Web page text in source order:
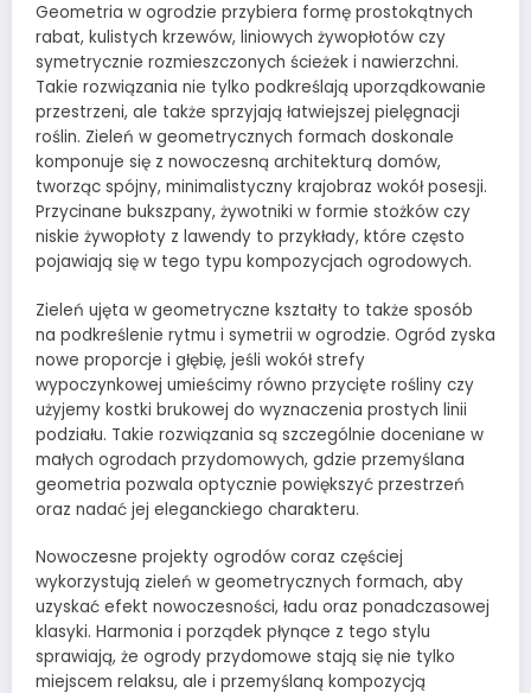
Geometria w ogrodzie przybiera formę prostokątnych
rabat, kulistych krzewów, liniowych żywopłotów czy
symetrycznie rozmieszczonych ścieżek i nawierzchni.
Takie rozwiązania nie tylko podkreślają uporządkowanie
przestrzeni, ale także sprzyjają łatwiejszej pielęgnacji
roślin. Zieleń w geometrycznych formach doskonale
komponuje się z nowoczesną architekturą domów,
tworząc spójny, minimalistyczny krajobraz wokół posesji.
Przycinane bukszpany, żywotniki w formie stożków czy
niskie żywopłoty z lawendy to przykłady, które często
pojawiają się w tego typu kompozycjach ogrodowych.
Zieleń ujęta w geometryczne kształty to także sposób
na podkreślenie rytmu i symetrii w ogrodzie. Ogród zyska
nowe proporcje i głębię, jeśli wokół strefy
wypoczynkowej umieścimy równo przycięte rośliny czy
użyjemy kostki brukowej do wyznaczenia prostych linii
podziału. Takie rozwiązania są szczególnie doceniane w
małych ogrodach przydomowych, gdzie przemyślana
geometria pozwala optycznie powiększyć przestrzeń
oraz nadać jej eleganckiego charakteru.
Nowoczesne projekty ogrodów coraz częściej
wykorzystują zieleń w geometrycznych formach, aby
uzyskać efekt nowoczesności, ładu oraz ponadczasowej
klasyki. Harmonia i porządek płynące z tego stylu
sprawiają, że ogrody przydomowe stają się nie tylko
miejscem relaksu, ale i przemyślaną kompozycją